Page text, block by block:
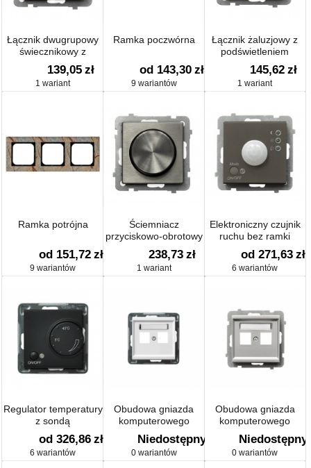
Łącznik dwugrupowy
świecznikowy z
podświetleniem
139,05 zł
1 wariant
Ramka poczwórna
od 143,30 zł
9 wariantów
Łącznik żaluzjowy z
podświetleniem
145,62 zł
1 wariant
Ramka potrójna
od 151,72 zł
9 wariantów
Ściemniacz
przyciskowo-obrotowy
238,73 zł
1 wariant
Elektroniczny czujnik
ruchu bez ramki
od 271,63 zł
6 wariantów
Regulator temperatury
z sondą
od 326,86 zł
6 wariantów
Obudowa gniazda
komputerowego
podwójnego - Ospel
Sonata GPK-2R/p/00 -
Biały
Niedostępny
0 wariantów
Obudowa gniazda
komputerowego
podwójnego - Ospel
Sonata GPK-2R/p/38 -
Srebro mat
Niedostępny
0 wariantów